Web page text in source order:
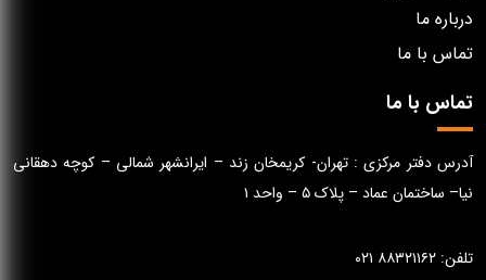
درباره ما
تماس با ما
تماس با ما
آدرس دفتر مرکزی : تهران- کریمخان زند – ایرانشهر شمالی – کوچه دهقانی
نیا– ساختمان عماد – پلاک ۵ – واحد ۱
تلفن: ۸۸۳۲۱۱۶۲ ۰۲۱